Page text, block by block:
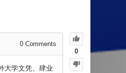
0
0 Comments
大学文凭、肆业